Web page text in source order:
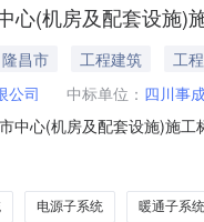
心(机房及配套设施)
昌市 工程建筑
工程
公司 中标单位： 四川事
中心(机房及配套设施)施
庆路368号(隆昌市双创示
电源子系统 暖通子系统